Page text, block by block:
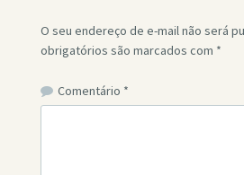
O seu endereço de e-mail não será
obrigatórios são marcados com *
Comentário *